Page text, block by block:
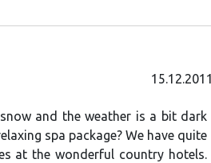
15.12.2011
and the weather is a bit dark
spa package? We have quite
at the wonderful country hotels.